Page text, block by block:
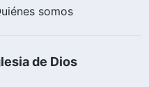
somos
de Dios